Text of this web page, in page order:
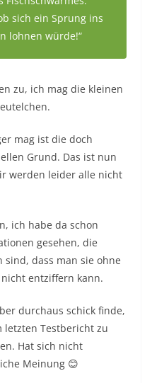
sich ein Sprung ins
lohnen würde!“
zu, ich mag die kleinen
mag ist die doch
Grund. Das ist nun
werden leider alle nicht
ich habe da schon
gesehen, die
sind, dass man sie ohne
entziffern kann.
durchaus schick finde,
Testbericht zu
Hat sich nicht
Meinung 😊